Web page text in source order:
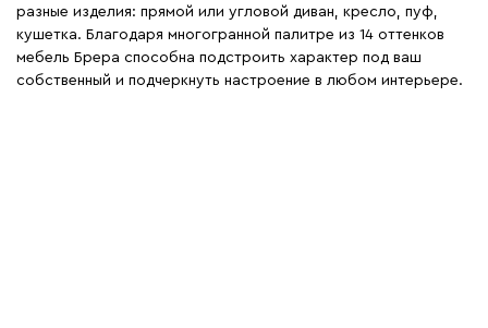
разные изделия: прямой или угловой диван, кресло, пуф,
кушетка. Благодаря многогранной палитре из 14 оттенков
мебель Брера способна подстроить характер под ваш
собственный и подчеркнуть настроение в любом интерьере.